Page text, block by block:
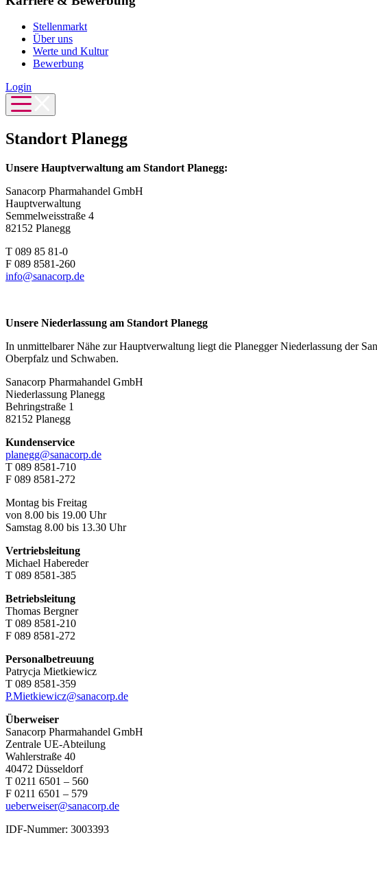
Stellenmarkt
Über uns
Werte und Kultur
Bewerbung
Login
Standort Planegg
Unsere Hauptverwaltung am Standort Planegg:
Sanacorp Pharmahandel GmbH
Hauptverwaltung
Semmelweisstraße 4
82152 Planegg
T 089 85 81-0
F 089 8581-260
info@sanacorp.de
Unsere Niederlassung am Standort Planegg
In unmittelbarer Nähe zur Hauptverwaltung liegt die Planegger Niederlassung der
Oberpfalz und Schwaben.
Sanacorp Pharmahandel GmbH
Niederlassung Planegg
Behringstraße 1
82152 Planegg
Kundenservice
planegg@sanacorp.de
T 089 8581-710
F 089 8581-272
Montag bis Freitag
von 8.00 bis 19.00 Uhr
Samstag 8.00 bis 13.30 Uhr
Vertriebsleitung
Michael Habereder
T 089 8581-385
Betriebsleitung
Thomas Bergner
T 089 8581-210
F 089 8581-272
Personalbetreuung
Patrycja Mietkiewicz
T 089 8581-359
P.Mietkiewicz@sanacorp.de
Überweiser
Sanacorp Pharmahandel GmbH
Zentrale UE-Abteilung
Wahlerstraße 40
40472 Düsseldorf
T 0211 6501 – 560
F 0211 6501 – 579
ueberweiser@sanacorp.de
IDF-Nummer: 3003393